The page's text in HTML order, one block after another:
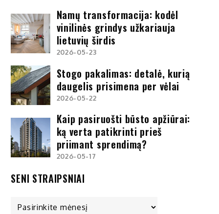
Namų transformacija: kodėl
vinilinės grindys užkariauja
lietuvių širdis
2026-05-23
Stogo pakalimas: detalė, kurią
daugelis prisimena per vėlai
2026-05-22
Kaip pasiruošti būsto apžiūrai:
ką verta patikrinti prieš
priimant sprendimą?
2026-05-17
SENI STRAIPSNIAI